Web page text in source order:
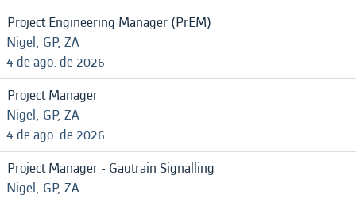
Project Engineering Manager (PrEM)
Nigel, GP, ZA
4 de ago. de 2026
Project Manager
Nigel, GP, ZA
4 de ago. de 2026
Project Manager - Gautrain Signalling
Nigel, GP, ZA